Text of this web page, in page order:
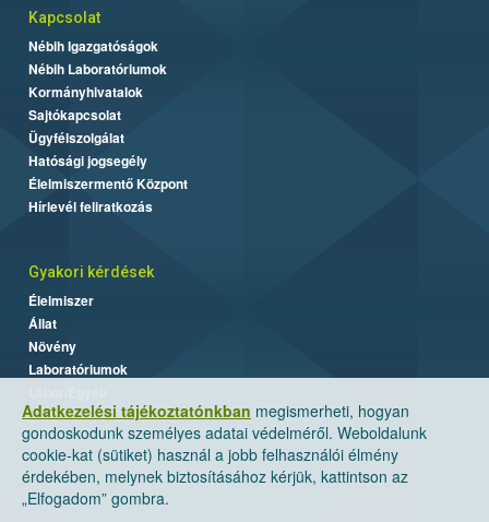
Adatkezelési tájékoztatónkban megismerheti, hogyan
gondoskodunk személyes adatai védelméről. Weboldalunk
cookie-kat (sütiket) használ a jobb felhasználói élmény
érdekében, melynek biztosításához kérjük, kattintson az
„Elfogadom” gombra.
Kapcsolat
Nébih Igazgatóságok
Nébih Laboratóriumok
Kormányhivatalok
Sajtókapcsolat
Ügyfélszolgálat
Hatósági jogsegély
Élelmiszermentő Központ
Hírlevél feliratkozás
Gyakori kérdések
Élelmiszer
Állat
Növény
Laboratóriumok